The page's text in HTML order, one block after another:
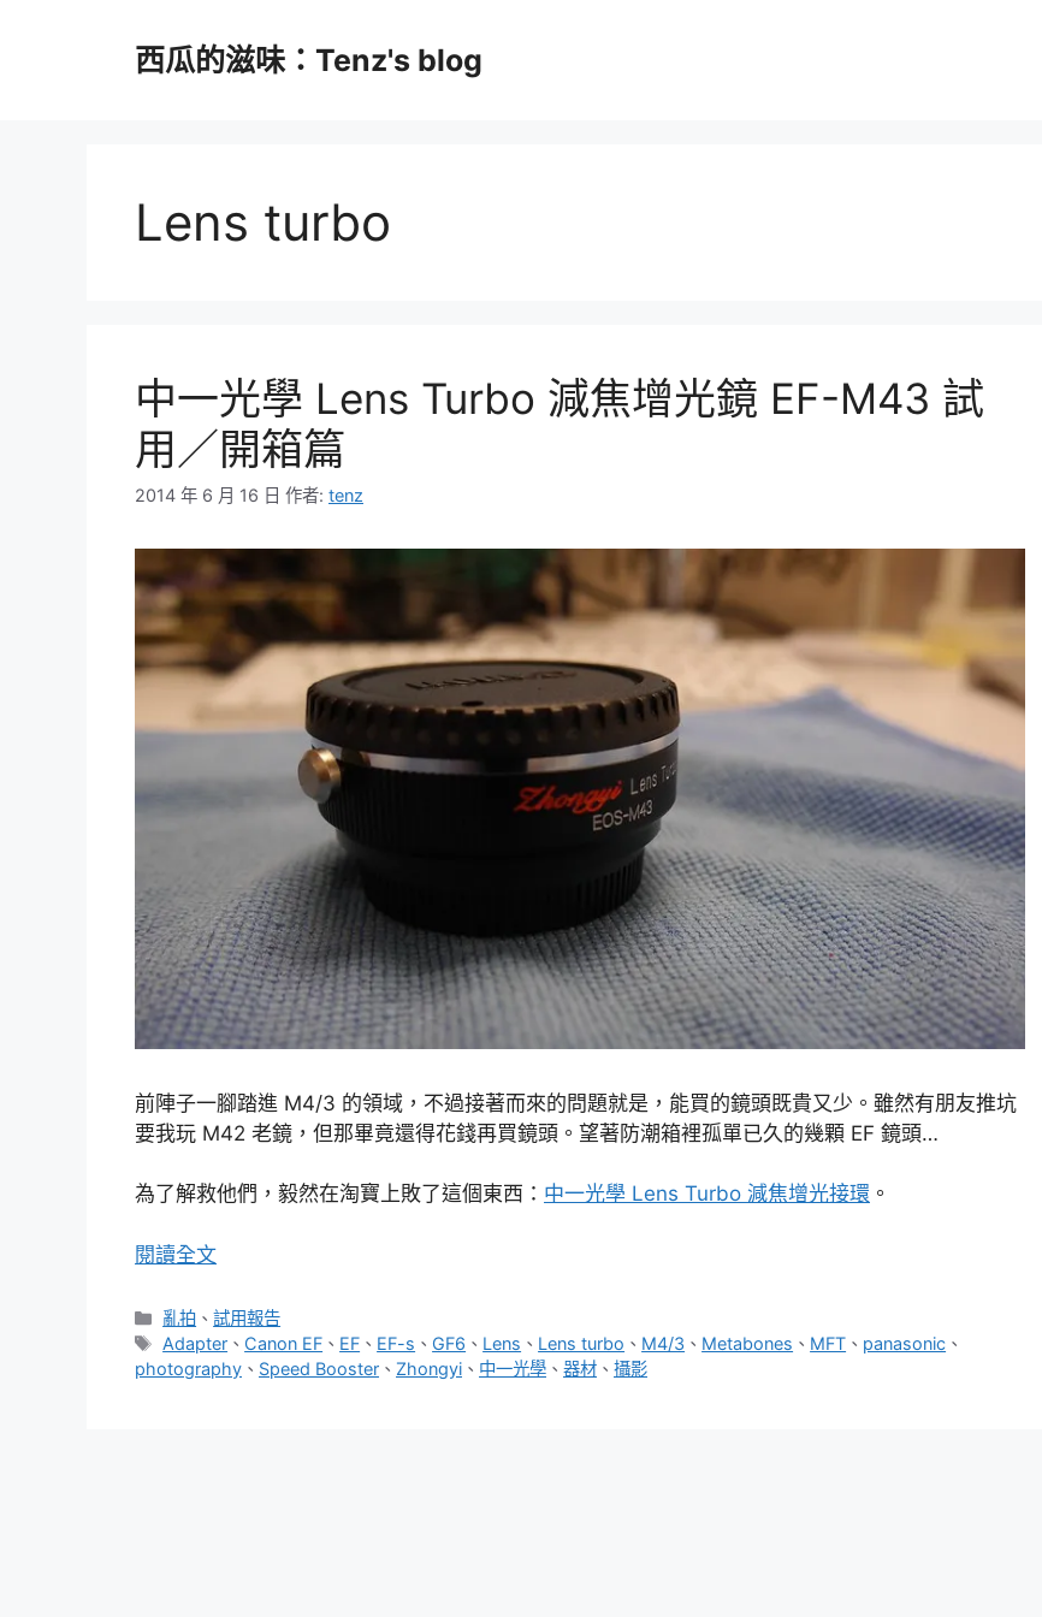
西瓜的滋味：Tenz's blog
Lens turbo
中一光學 Lens Turbo 減焦增光鏡 EF-M43 試
用／開箱篇
2014 年 6 月 16 日 作者: tenz
前陣子一腳踏進 M4/3 的領域，不過接著而來的問題就是，能買的鏡頭既貴又少。雖然有朋友推坑
要我玩 M42 老鏡，但那畢竟還得花錢再買鏡頭。望著防潮箱裡孤單已久的幾顆 EF 鏡頭…
為了解救他們，毅然在淘寶上敗了這個東西： 中一光學 Lens Turbo 減焦增光接環 。
閱讀全文
分
類
亂拍 、試用報告
標
籤
Adapter 、 Canon EF 、 EF 、 EF-s 、 GF6 、 Lens 、 Lens turbo 、 M4/3 、 Metabones 、 MFT 、 panasonic 、
photography 、 Speed Booster 、 Zhongyi 、 中一光學 、 器材 、 攝影